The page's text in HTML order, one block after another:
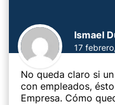
Ismael
17
No queda claro si
con empleados,
Empresa. Cómo